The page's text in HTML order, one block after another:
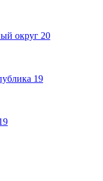
округ 20
19